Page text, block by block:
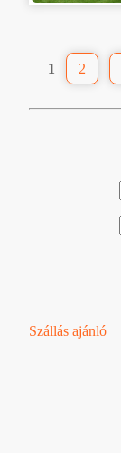
1 2
Szállás ajánló